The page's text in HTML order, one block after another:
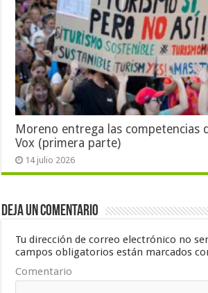
Moreno entrega las competencias
Vox (primera parte)
14 julio 2026
Deja un comentario
Tu dirección de correo electrónico no
campos obligatorios están marcados
Comentario